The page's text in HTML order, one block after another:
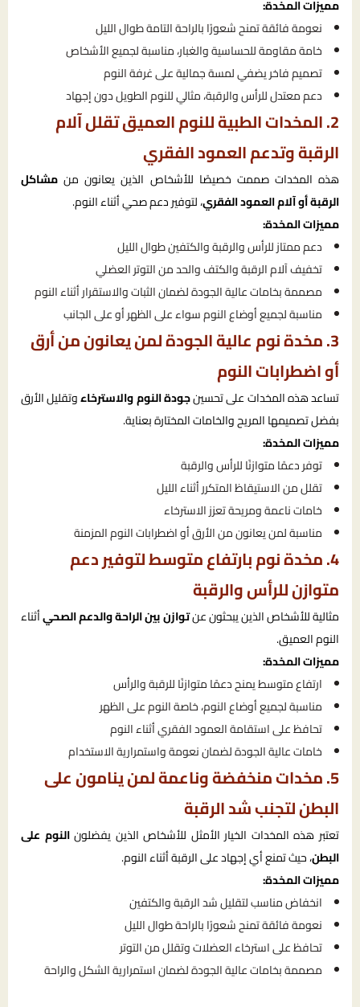
مميزات المخدة:
نعومة فائقة تمنح شعورًا بالراحة التامة طوال الليل
خامة مقاومة للحساسية والغبار، مناسبة لجميع الأشخاص
تصميم فاخر يضفي لمسة جمالية على غرفة النوم
دعم معتدل للرأس والرقبة، مثالي للنوم الطويل دون إجهاد
2. المخدات الطبية للنوم العميق تقلل آلام
الرقبة وتدعم العمود الفقري
هذه المخدات صممت خصيصًا للأشخاص الذين يعانون من مشاكل
الرقبة أو آلام العمود الفقري، لتوفير دعم صحي أثناء النوم.
مميزات المخدة:
دعم ممتاز للرأس والرقبة والكتفين طوال الليل
تخفيف آلام الرقبة والكتف والحد من التوتر العضلي
مصممة بخامات عالية الجودة لضمان الثبات والاستقرار أثناء النوم
مناسبة لجميع أوضاع النوم سواء على الظهر أو على الجانب
3. مخدة نوم عالية الجودة لمن يعانون من أرق
أو اضطرابات النوم
تساعد هذه المخدات على تحسينجودة النوم والاسترخاءوتقليل الأرق
بفضل تصميمها المريح والخامات المختارة بعناية.
مميزات المخدة:
توفر دعمًا متوازنًا للرأس والرقبة
تقلل من الاستيقاظ المتكرر أثناء الليل
خامات ناعمة ومريحة تعزز الاسترخاء
مناسبة لمن يعانون من الأرق أو اضطرابات النوم المزمنة
4. مخدة نوم بارتفاع متوسط لتوفير دعم
متوازن للرأس والرقبة
مثالية للأشخاص الذين يبحثون عنتوازن بين الراحة والدعم الصحيأثناء
النوم العميق.
مميزات المخدة:
ارتفاع متوسط يمنح دعمًا متوازنًا للرقبة والرأس
مناسبة لجميع أوضاع النوم، خاصة النوم على الظهر
تحافظ على استقامة العمود الفقري أثناء النوم
خامات عالية الجودة لضمان نعومة واستمرارية الاستخدام
5. مخدات منخفضة وناعمة لمن ينامون على
البطن لتجنب شد الرقبة
تعتبر هذه المخدات الخيار الأمثل للأشخاص الذين يفضلونالنوم على
البطن، حيث تمنع أي إجهاد على الرقبة أثناء النوم.
مميزات المخدة:
انخفاض مناسب لتقليل شد الرقبة والكتفين
نعومة فائقة تمنح شعورًا بالراحة طوال الليل
تحافظ على استرخاء العضلات وتقلل من التوتر
مصممة بخامات عالية الجودة لضمان استمرارية الشكل والراحة